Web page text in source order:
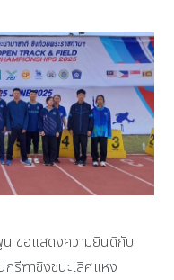
ขอแสดงความยินดีกับ
กรีฑาชิงชนะเลิศแห่ง